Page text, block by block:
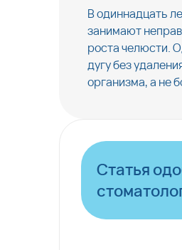
В одиннадцать
занимают
роста челюсти.
дугу без
организма, а не
Статья